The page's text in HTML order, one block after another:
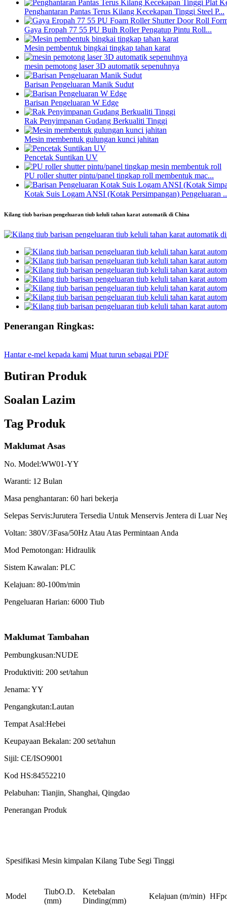
Penghantaran Pantas Terus Kilang Kecekapan Tinggi Steel P...
Gaya Eropah 77 55 PU Buih Roller Pengatup Pintu Roll...
Mesin pembentuk bingkai tingkap tahan karat
mesin pemotong laser 3D automatik sepenuhnya
Barisan Pengeluaran Manik Sudut
Barisan Pengeluaran W Edge
Rak Penyimpanan Gudang Berkualiti Tinggi
Mesin membentuk gulungan kunci jahitan
Pencetak Suntikan UV
PU roller shutter pintu/panel tingkap roll membentuk mac...
Kotak Suis Logam ANSI (Kotak Persimpangan) Pengeluaran
Kilang tiub barisan pengeluaran tiub keluli tahan karat automatik di China
Penerangan Ringkas:
Hantar e-mel kepada kami Muat turun sebagai PDF
Butiran Produk
Soalan Lazim
Tag Produk
Maklumat Asas
No. Model:WW01-YY
Waranti: 12 Bulan
Masa penghantaran: 60 hari bekerja
Selepas Servis:Jurutera Tersedia Untuk Menservis Jentera di Luar
Voltan: 380V/3Fasa/50Hz Atau Atas Permintaan Anda
Mod Pemotongan: Hidraulik
Sistem Kawalan: PLC
Kelajuan: 80-100m/min
Pengeluaran Harian: 6000 Tiub
Maklumat Tambahan
Pembungkusan:NUDE
Produktiviti: 200 set/tahun
Jenama: YY
Pengangkutan:Lautan
Tempat Asal:Hebei
Keupayaan Bekalan: 200 set/tahun
Sijil: CE/ISO9001
Kod HS:84552210
Pelabuhan: Tianjin, Shanghai, Qingdao
Penerangan Produk
Spesifikasi Mesin kimpalan Kilang Tube Segi Tinggi
Model
TiubO.D.
(mm)
Ketebalan
Dinding(mm)
Kelajuan (m/min)